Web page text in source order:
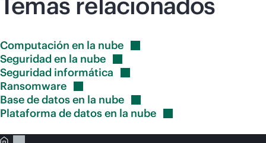
Computación en la nube
Seguridad en la nube
Seguridad informática
Ransomware
Base de datos en la nube
Plataforma de datos en la nube